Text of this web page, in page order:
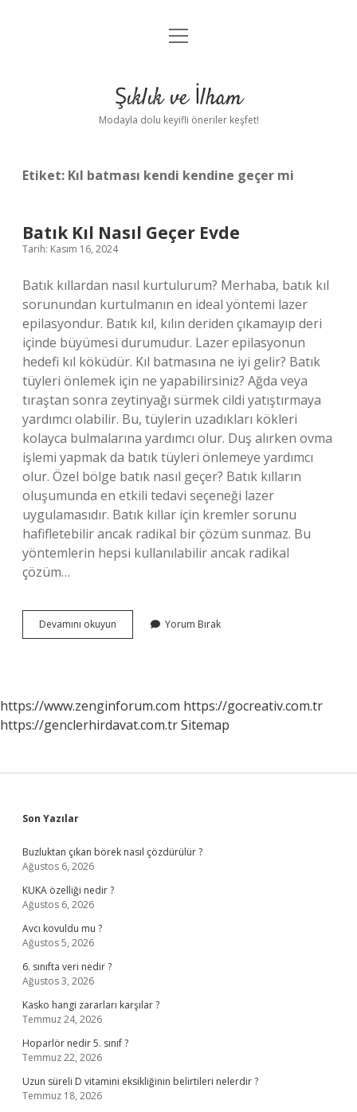
Anasayfa
Yasal Uyarı
menüyü
Şıklık ve İlham
Modayla dolu keyifli öneriler keşfet!
Etiket: Kıl batması kendi kendine geçer mi
Batık Kıl Nasıl Geçer Evde
Tarih: Kasım 16, 2024
Batık kıllardan nasıl kurtulurum? Merhaba, batık kıl
sorunundan kurtulmanın en ideal yöntemi lazer
epilasyondur. Batık kıl, kılın deriden çıkamayıp deri
içinde büyümesi durumudur. Lazer epilasyonun
hedefi kıl köküdür. Kıl batmasına ne iyi gelir? Batık
tüyleri önlemek için ne yapabilirsiniz? Ağda veya
tıraştan sonra zeytinyağı sürmek cildi yatıştırmaya
yardımcı olabilir. Bu, tüylerin uzadıkları kökleri
kolayca bulmalarına yardımcı olur. Duş alırken ovma
işlemi yapmak da batık tüyleri önlemeye yardımcı
olur. Özel bölge batık nasıl geçer? Batık kılların
oluşumunda en etkili tedavi seçeneği lazer
uygulamasıdır. Batık kıllar için kremler sorunu
hafifletebilir ancak radikal bir çözüm sunmaz. Bu
yöntemlerin hepsi kullanılabilir ancak radikal
çözüm…
Devamını okuyun
Kıl
Yorum Bırak
https://www.zenginforum.com https://gocreativ.com.tr
https://genclerhirdavat.com.trSitemap
Sidebar
Son Yazılar
Buzluktan çıkan börek nasıl çözdürülür ?
Ağustos 6, 2026
KUKA özelliği nedir ?
Ağustos 6, 2026
Avcı kovuldu mu ?
Ağustos 5, 2026
6. sınıfta veri nedir ?
Ağustos 3, 2026
Kasko hangi zararları karşılar ?
Temmuz 24, 2026
Hoparlör nedir 5. sınıf ?
Temmuz 22, 2026
Uzun süreli D vitamini eksikliğinin belirtileri nelerdir ?
Temmuz 18, 2026